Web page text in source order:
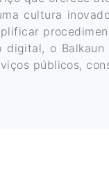
cultura
digital, o
públicos,